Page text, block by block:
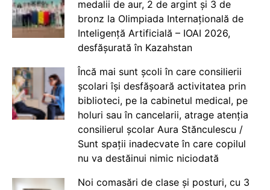
medalii de aur, 2 de argint și 3 de
bronz la Olimpiada Internațională de
Inteligență Artificială – IOAI 2026,
desfășurată în Kazahstan
Încă mai sunt școli în care consilierii
școlari își desfășoară activitatea prin
biblioteci, pe la cabinetul medical, pe
holuri sau în cancelarii, atrage atenția
consilierul școlar Aura Stănculescu /
Sunt spații inadecvate în care copilul
nu va destăinui nimic niciodată
Noi comasări de clase și posturi, cu 3